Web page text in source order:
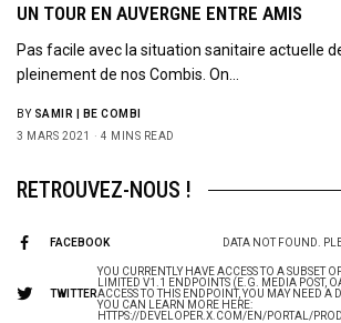
UN TOUR EN AUVERGNE ENTRE AMIS
Pas facile avec la situation sanitaire actuelle
pleinement de nos Combis. On…
BY SAMIR | BE COMBI
3 MARS 2021
4 MINS READ
RETROUVEZ-NOUS !
FACEBOOK DATA NOT FOUND.
TWITTER
YOU CURRENTLY HAVE ACCESS TO A SUBSET
LIMITED V1.1 ENDPOINTS (E.G. MEDIA POST,
ACCESS TO THIS ENDPOINT, YOU MAY NEED A
YOU CAN LEARN MORE HERE:
HTTPS://DEVELOPER.X.COM/EN/PORTAL/